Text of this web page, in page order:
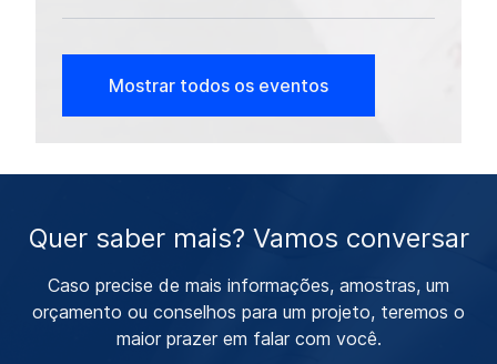
Mostrar todos os eventos
Quer saber mais? Vamos conversar
Caso precise de mais informações, amostras, um
orçamento ou conselhos para um projeto, teremos o
maior prazer em falar com você.